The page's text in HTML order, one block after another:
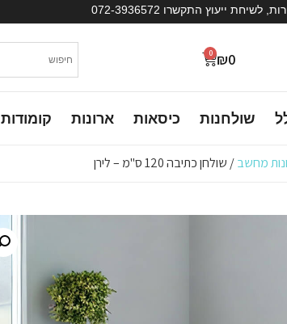
ייעוץ התקשרו 072-3936572
₪0
0
שולחנות כיסאות ארונות קומודות
מחשב/ שולחן כתיבה 120 ס"מ – לירן